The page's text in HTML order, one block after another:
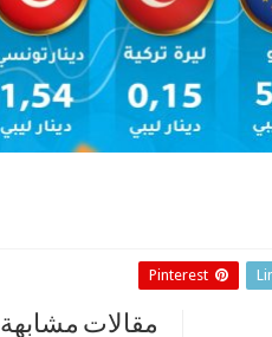
Pinterest
مقالات مشابهة